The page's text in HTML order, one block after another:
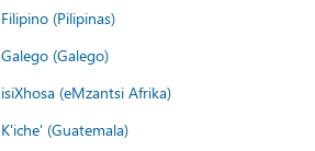
Filipino (Pilipinas)
Galego (Galego)
isiXhosa (eMzantsi Afrika)
K'iche' (Guatemala)